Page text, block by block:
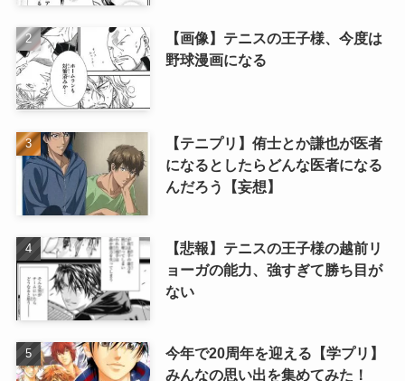
【画像】テニスの王子様、今度は
野球漫画になる
【テニプリ】侑士とか謙也が医者
になるとしたらどんな医者になる
んだろう【妄想】
【悲報】テニスの王子様の越前リ
ョーガの能力、強すぎて勝ち目が
ない
今年で20周年を迎える【学プリ】
みんなの思い出を集めてみた！